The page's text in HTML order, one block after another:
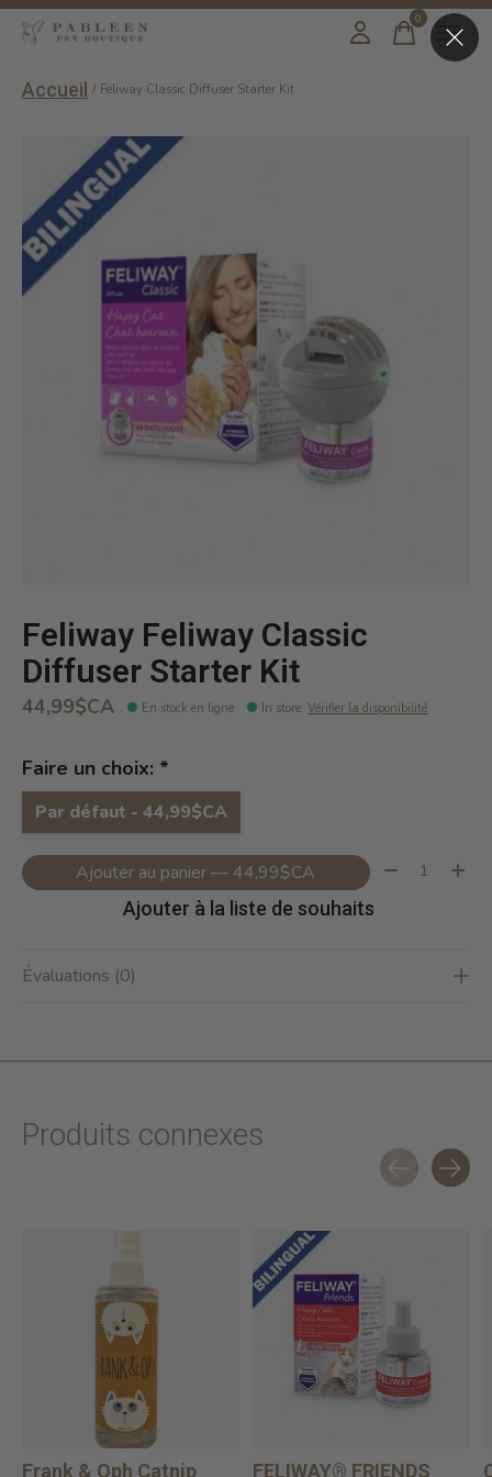
0items
Accueil / Feliway Classic Diffuser Starter Kit
Slideshow Items
Feliway Feliway Classic
Diffuser Starter Kit
44,99$CA En stock en ligne In store:Vérifier la disponibilité
Faire un choix: *
Par défaut - 44,99$CA
Ajouter au panier — 44,99$CA Quantité:
Ajouter à la liste de souhaits
Évaluations (0)
Produits connexes
Frank & Oph Catnip
FELIWAY® FRIENDS